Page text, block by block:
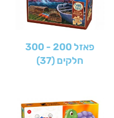
פאזל 200 - 300
חלקים(37)